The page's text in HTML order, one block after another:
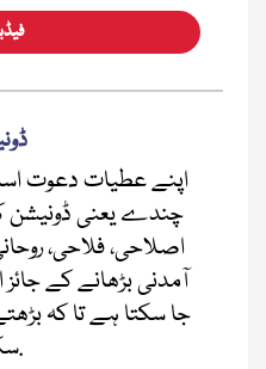
اپنے عطیات دعوت
چندے یعنی ڈونیشن
اصلاحی، فلاحی،
آمدنی بڑھانے کے جائز
جا سکتا ہے تا کہ
سکے.